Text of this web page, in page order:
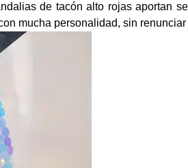
de tacón alto rojas aportan
mucha personalidad, sin